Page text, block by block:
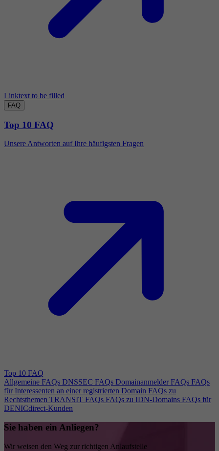
Linktext to be filled
FAQ
Top 10 FAQ
Unsere Antworten auf Ihre häufigsten Fragen
Top 10 FAQ
Allgemeine FAQs DNSSEC FAQs Domainanmelder FAQs FAQs
für Interessenten an einer registrierten Domain FAQs zu
Rechtsthemen TRANSIT FAQs FAQs zu IDN-Domains FAQs für
DENICdirect-Kunden
Sie haben ein Anliegen?
Wir weisen den Weg zur richtigen Anlaufstelle